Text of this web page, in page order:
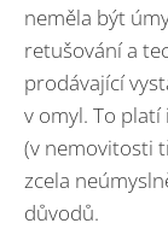
neměla být
retušování a
prodávající
v omyl. To
(v nemovitosti
zcela
důvodů.